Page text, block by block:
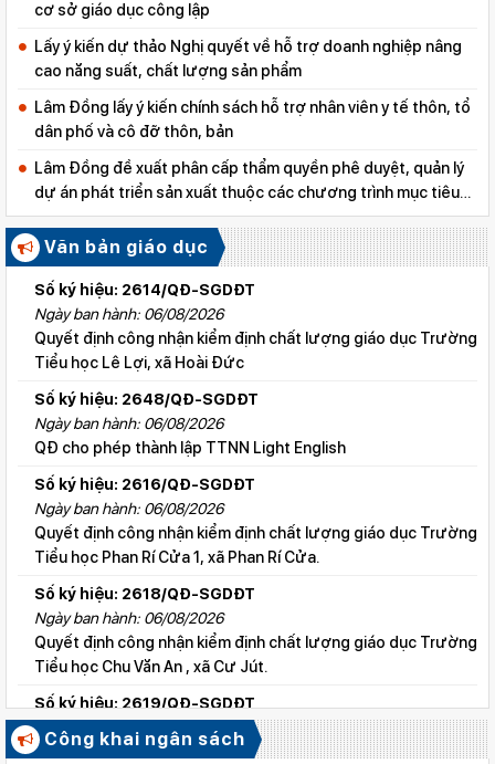
cơ sở giáo dục công lập
Lấy ý kiến dự thảo Nghị quyết về hỗ trợ doanh nghiệp nâng
cao năng suất, chất lượng sản phẩm
Lâm Đồng lấy ý kiến chính sách hỗ trợ nhân viên y tế thôn, tổ
dân phố và cô đỡ thôn, bản
Lâm Đồng đề xuất phân cấp thẩm quyền phê duyệt, quản lý
dự án phát triển sản xuất thuộc các chương trình mục tiêu
quốc gia
Văn bản giáo dục
Số ký hiệu: 2614/QĐ-SGDĐT
Ngày ban hành: 06/08/2026
Quyết định công nhận kiểm định chất lượng giáo dục Trường
Tiểu học Lê Lợi, xã Hoài Đức
Số ký hiệu: 2648/QĐ-SGDĐT
Ngày ban hành: 06/08/2026
QĐ cho phép thành lập TTNN Light English
Số ký hiệu: 2616/QĐ-SGDĐT
Ngày ban hành: 06/08/2026
Quyết định công nhận kiểm định chất lượng giáo dục Trường
Tiểu học Phan Rí Cửa 1, xã Phan Rí Cửa.
Số ký hiệu: 2618/QĐ-SGDĐT
Ngày ban hành: 06/08/2026
Quyết định công nhận kiểm định chất lượng giáo dục Trường
Tiểu học Chu Văn An , xã Cư Jút.
Số ký hiệu: 2619/QĐ-SGDĐT
Ngày ban hành: 06/08/2026
Quyết định công nhận kiểm định chất lượng giáo dục Trường
Công khai ngân sách